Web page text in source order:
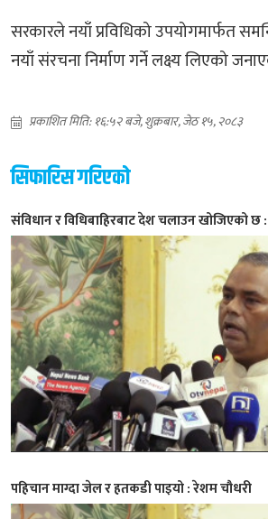
सरकारले नयाँ प्रविधिको उपयोगमार्फत
नयाँ संरचना निर्माण गर्ने लक्ष्य लिएको
प्रकाशित मिति: १६:५२ बजे, शुक्रबार, जेठ १५, २०८३
सिफारिस गरिएको
संविधान र विधिबाहिरबाट देश चलाउन खोजिएको छ
पहिचान माग्दा जेल र हतकडी पाइयो : रेशम चौधरी